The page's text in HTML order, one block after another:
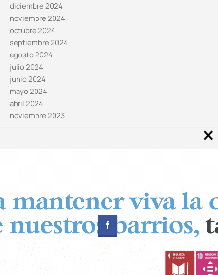
diciembre 2024
noviembre 2024
octubre 2024
septiembre 2024
agosto 2024
julio 2024
junio 2024
mayo 2024
abril 2024
noviembre 2023